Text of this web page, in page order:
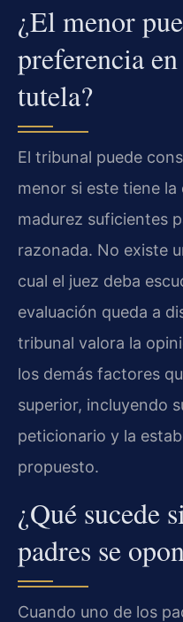
¿El menor
preferencia
tutela?
El tribunal puede
menor si este tiene
madurez suficientes
razonada. No existe
cual el juez deba
evaluación queda a
tribunal valora la
los demás factores
superior, incluyendo
peticionario y la
propuesto.
¿Qué sucede
padres se
Cuando uno de los